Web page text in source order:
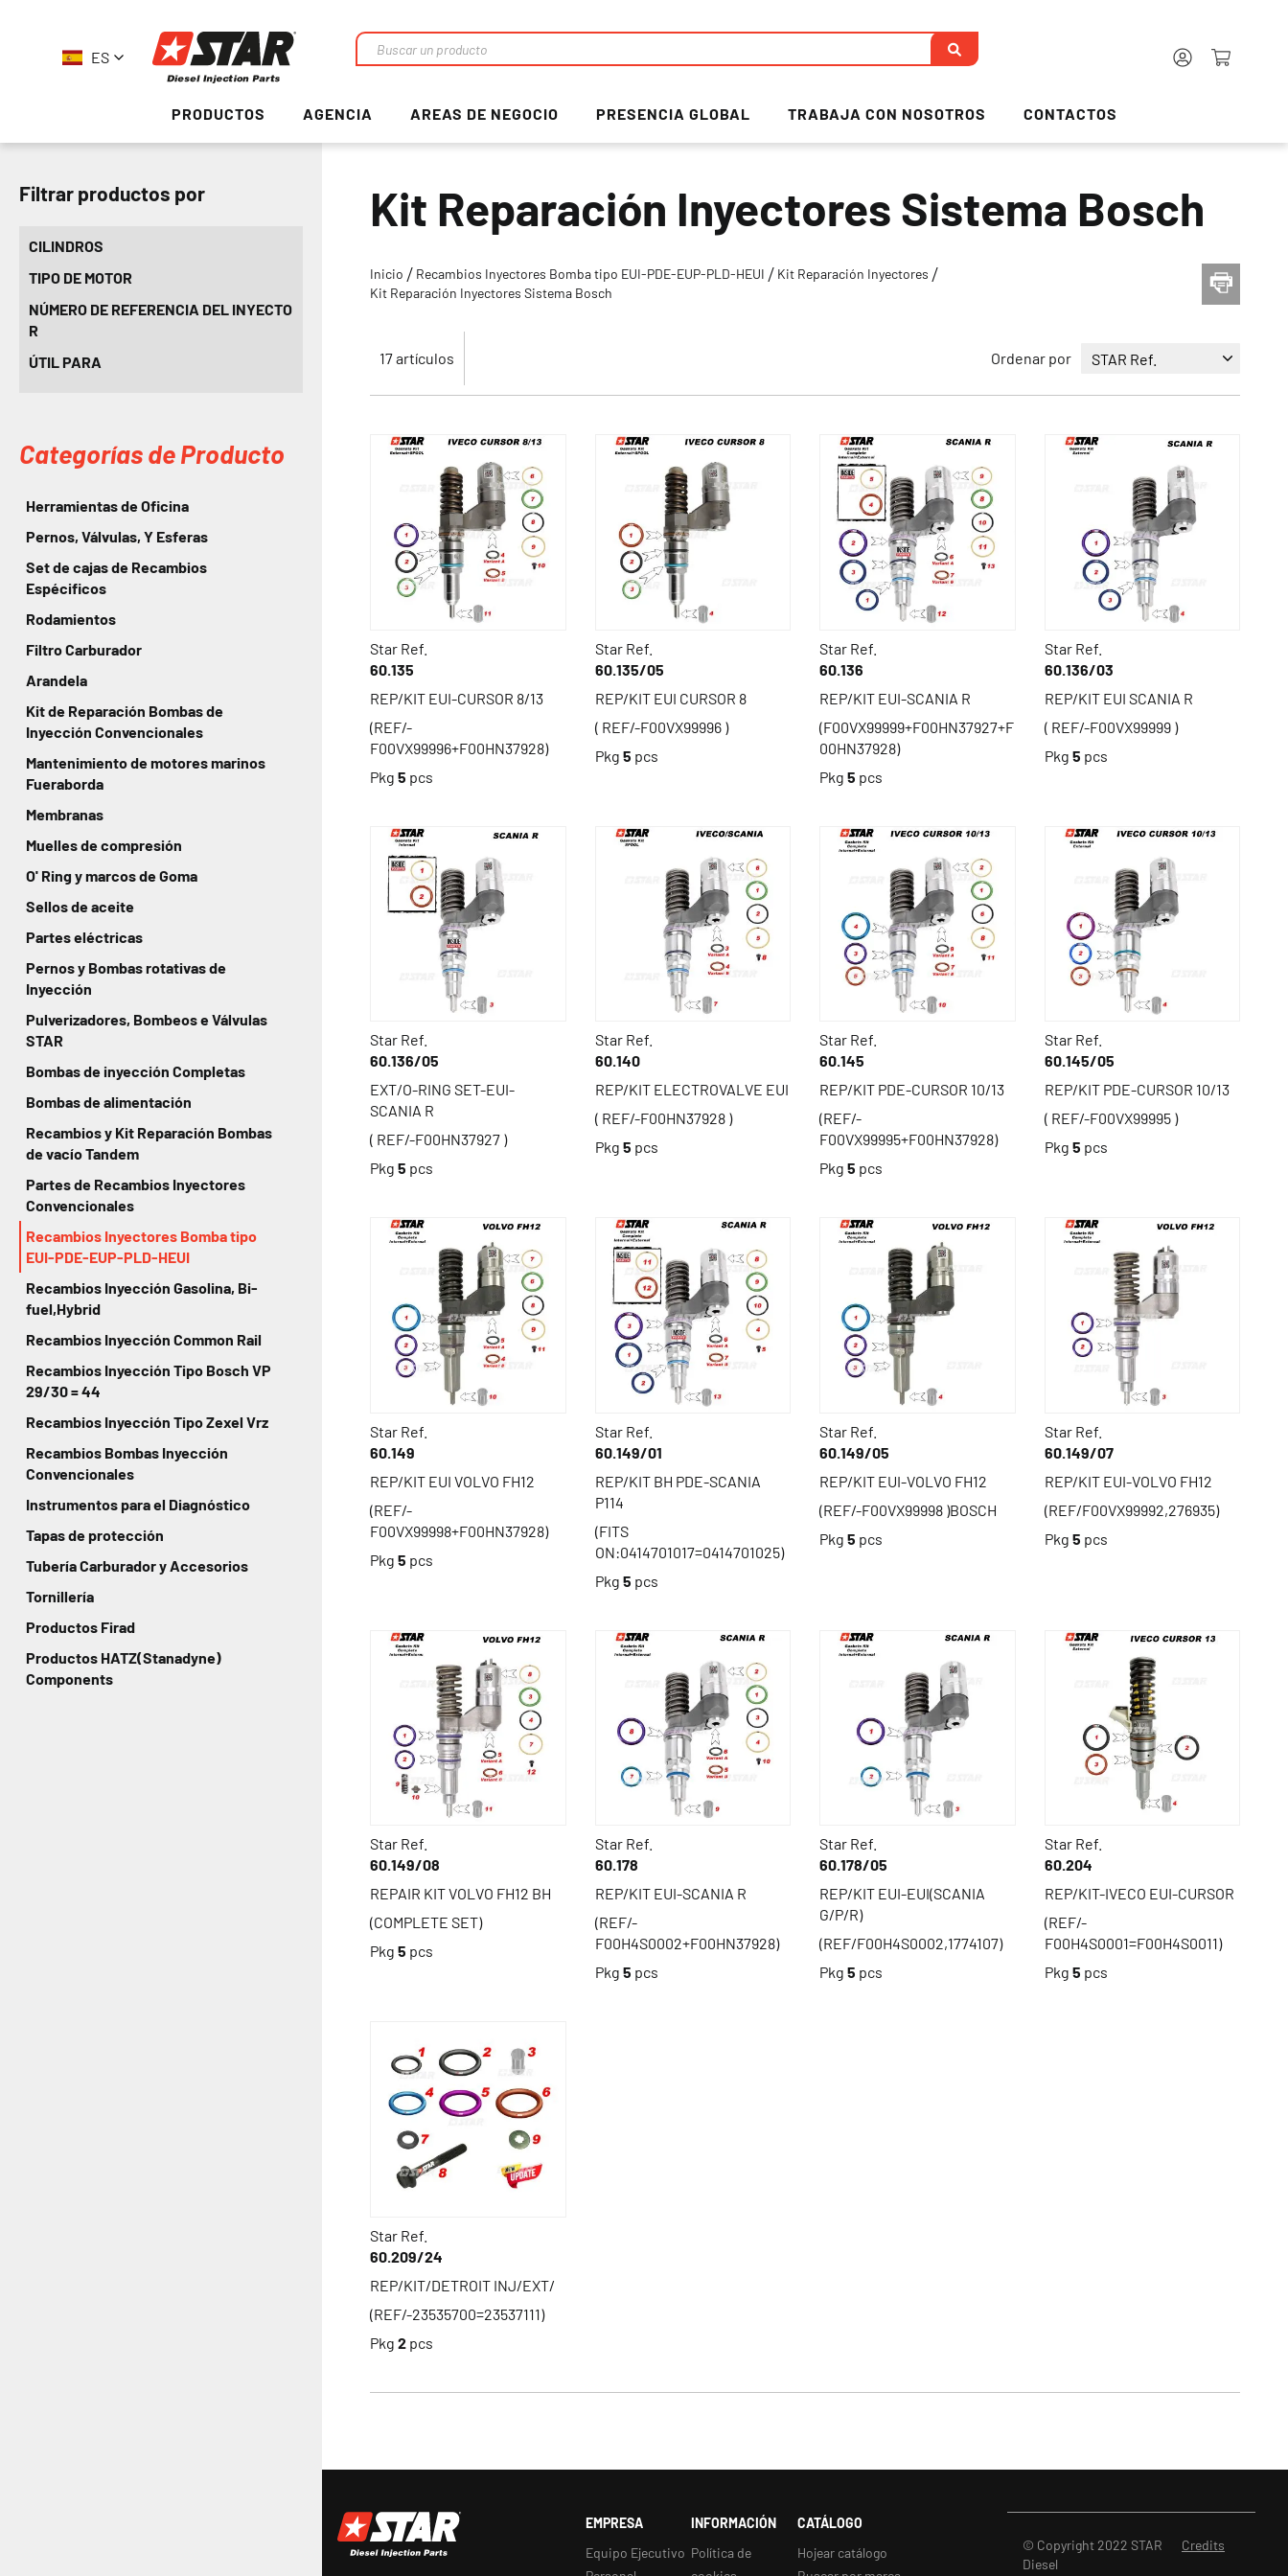
ES
Buscar
PRODUCTOS
AGENCIA AREAS DE NEGOCIO PRESENCIA GLOBAL TRABAJA CON NOSOTROS CONTACTOS
Kit Reparación Inyectores Sistema Bosch
Inicio Recambios Inyectores Bomba tipo EUI-PDE-EUP-PLD-HEUI
Kit Reparación Inyectores
Kit Reparación Inyectores Sistema Bosch
17artículos Ordenar por
Star Ref.
60.135
REP/KIT EUI-CURSOR 8/13
(REF/-
F00VX99996+F00HN37928)
Pkg 5 pcs
Star Ref.
60.135/05
REP/KIT EUI CURSOR 8
( REF/-F00VX99996 )
Pkg 5 pcs
Star Ref.
60.136
REP/KIT EUI-SCANIA R
(F00VX99999+F00HN37927+F
00HN37928)
Pkg 5 pcs
Star Ref.
60.136/03
REP/KIT EUI SCANIA R
( REF/-F00VX99999 )
Pkg 5 pcs
Star Ref.
60.136/05
EXT/O-RING SET-EUI-
SCANIA R
( REF/-F00HN37927 )
Pkg 5 pcs
Star Ref.
60.140
REP/KIT ELECTROVALVE EUI
( REF/-F00HN37928 )
Pkg 5 pcs
Star Ref.
60.145
REP/KIT PDE-CURSOR 10/13
(REF/-
F00VX99995+F00HN37928)
Pkg 5 pcs
Star Ref.
60.145/05
REP/KIT PDE-CURSOR 10/13
( REF/-F00VX99995 )
Pkg 5 pcs
Star Ref.
60.149
REP/KIT EUI VOLVO FH12
(REF/-
F00VX99998+F00HN37928)
Pkg 5 pcs
Star Ref.
60.149/01
REP/KIT BH PDE-SCANIA
P114
(FITS
ON:0414701017=0414701025)
Pkg 5 pcs
Star Ref.
60.149/05
REP/KIT EUI-VOLVO FH12
(REF/-F00VX99998 )BOSCH
Pkg 5 pcs
Star Ref.
60.149/07
REP/KIT EUI-VOLVO FH12
(REF/F00VX99992,276935)
Pkg 5 pcs
Star Ref.
60.149/08
REPAIR KIT VOLVO FH12 BH
(COMPLETE SET)
Pkg 5 pcs
Star Ref.
60.178
REP/KIT EUI-SCANIA R
(REF/-
F00H4S0002+F00HN37928)
Pkg 5 pcs
Star Ref.
60.178/05
REP/KIT EUI-EUI(SCANIA
G/P/R)
(REF/F00H4S0002,1774107)
Pkg 5 pcs
Star Ref.
60.204
REP/KIT-IVECO EUI-CURSOR
(REF/-
F00H4S0001=F00H4S0011)
Pkg 5 pcs
Star Ref.
60.209/24
REP/KIT/DETROIT INJ/EXT/
(REF/-23535700=23537111)
Pkg 2 pcs
Filtrar productos por
CILINDROS
TIPO DE MOTOR
NÚMERO DE REFERENCIA DEL INYECTO
R
ÚTIL PARA
Categorías de Producto
Herramientas de Oficina
Pernos, Válvulas, Y Esferas
Set de cajas de Recambios
Espécificos
Rodamientos
Filtro Carburador
Arandela
Kit de Reparación Bombas de
Inyección Convencionales
Mantenimiento de motores marinos
Fueraborda
Membranas
Muelles de compresión
O' Ring y marcos de Goma
Sellos de aceite
Partes eléctricas
Pernos y Bombas rotativas de
Inyección
Pulverizadores, Bombeos e Válvulas
STAR
Bombas de inyección Completas
Bombas de alimentación
Recambios y Kit Reparación Bombas
de vacío Tandem
Partes de Recambios Inyectores
Convencionales
Recambios Inyectores Bomba tipo
EUI-PDE-EUP-PLD-HEUI
Recambios Inyección Gasolina, Bi-
fuel,Hybrid
Recambios Inyección Common Rail
Recambios Inyección Tipo Bosch VP
29/30 = 44
Recambios Inyección Tipo Zexel Vrz
Recambios Bombas Inyección
Convencionales
Instrumentos para el Diagnóstico
Tapas de protección
Tubería Carburador y Accesorios
Tornillería
Productos Firad
Productos HATZ(Stanadyne)
Components
EMPRESA
Equipo Ejecutivo
INFORMACIÓN
Política de
CATÁLOGO
Hojear catálogo
Credits
© Copyright 2022 STAR
Diesel